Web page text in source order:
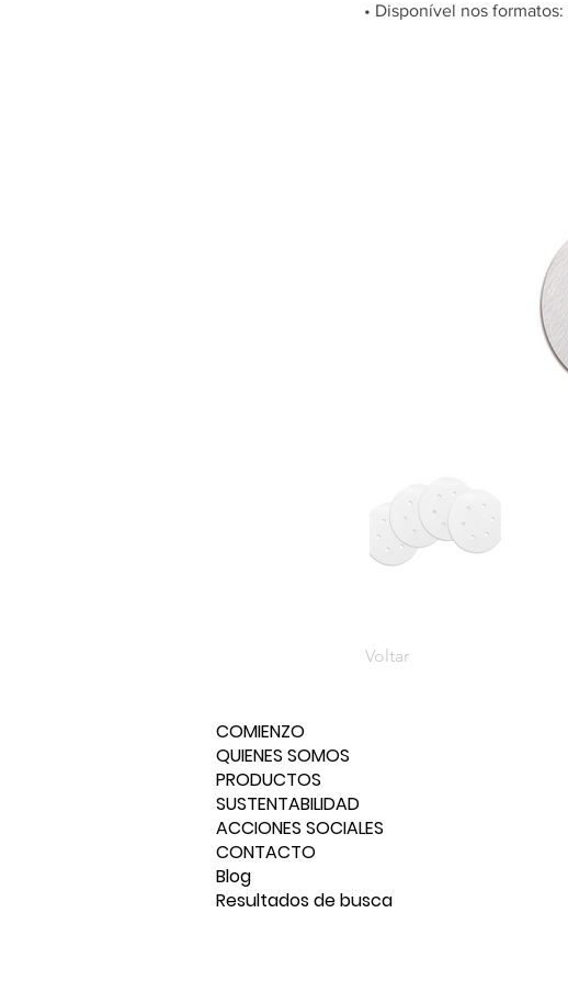
• Disponível nos
Voltar
COMIENZO
QUIENES SOMOS
PRODUCTOS
SUSTENTABILIDAD
ACCIONES SOCIALES
CONTACTO
Blog
Resultados de busca